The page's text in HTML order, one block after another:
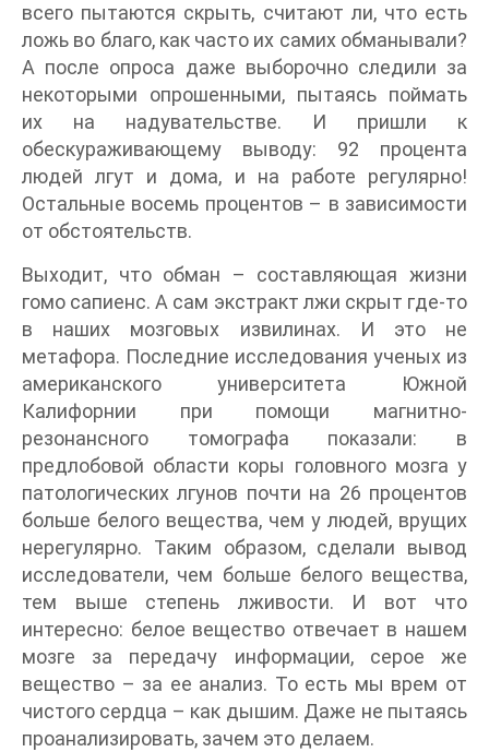
всего пытаются скрыть, считают ли, что есть
ложь во благо, как часто их самих обманывали?
А после опроса даже выборочно следили за
некоторыми опрошенными, пытаясь поймать
их на надувательстве. И пришли к
обескураживающему выводу: 92 процента
людей лгут и дома, и на работе регулярно!
Остальные восемь процентов – в зависимости
от обстоятельств.
Выходит, что обман – составляющая жизни
гомо сапиенс. А сам экстракт лжи скрыт где-то
в наших мозговых извилинах. И это не
метафора. Последние исследования ученых из
американского университета Южной
Калифорнии при помощи магнитно-
резонансного томографа показали: в
предлобовой области коры головного мозга у
патологических лгунов почти на 26 процентов
больше белого вещества, чем у людей, врущих
нерегулярно. Таким образом, сделали вывод
исследователи, чем больше белого вещества,
тем выше степень лживости. И вот что
интересно: белое вещество отвечает в нашем
мозге за передачу информации, серое же
вещество – за ее анализ. То есть мы врем от
чистого сердца – как дышим. Даже не пытаясь
проанализировать, зачем это делаем.